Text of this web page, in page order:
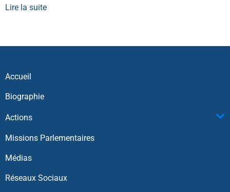
Lire la suite
Accueil
Biographie
Actions
Missions Parlementaires
Médias
Réseaux Sociaux